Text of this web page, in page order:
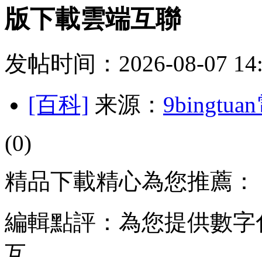
版下載雲端互聯
发帖时间：2026-08-07
[百科] 来源：
(0)
精品下載精心為您推薦：
編輯點評：為您提供數